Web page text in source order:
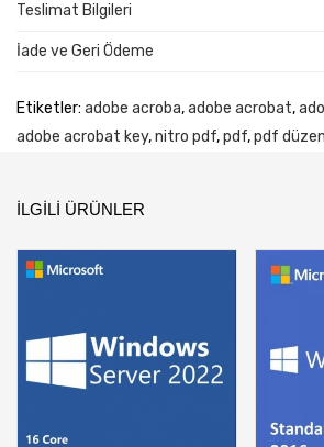
Teslimat Bilgileri
İade ve Geri Ödeme
Etiketler: adobe acroba,adobe acrobat,
adobe acrobat key,nitro pdf,pdf,pdf
İLGILI ÜRÜNLER